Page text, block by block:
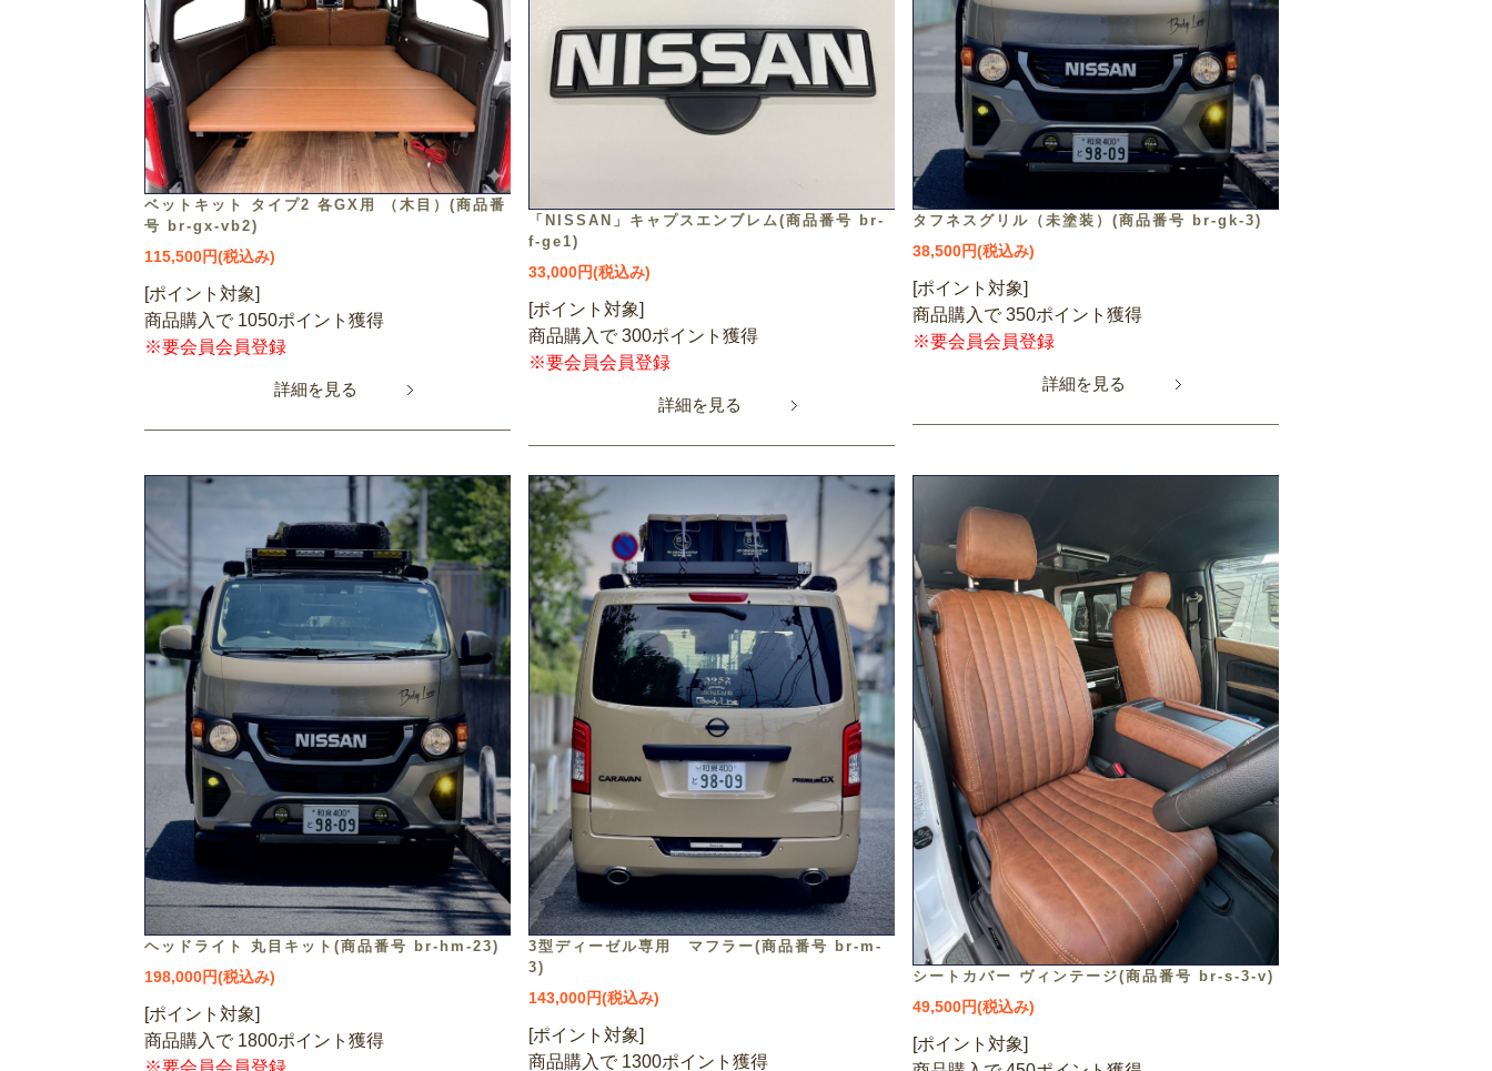
ベットキット タイプ2 各GX用 （木目）(商品番
号 br-gx-vb2)
115,500円(税込み)
[ポイント対象]
商品購入で 1050ポイント獲得
※要会員会員登録
詳細を見る
「NISSAN」キャプスエンブレム(商品番号 br-
f-ge1)
33,000円(税込み)
[ポイント対象]
商品購入で 300ポイント獲得
※要会員会員登録
詳細を見る
タフネスグリル（未塗装）(商品番号 br-gk-3)
38,500円(税込み)
[ポイント対象]
商品購入で 350ポイント獲得
※要会員会員登録
詳細を見る
ヘッドライト 丸目キット(商品番号 br-hm-23)
198,000円(税込み)
[ポイント対象]
商品購入で 1800ポイント獲得
※要会員会員登録
3型ディーゼル専用 マフラー(商品番号 br-m-
3)
143,000円(税込み)
[ポイント対象]
商品購入で 1300ポイント獲得
シートカバー ヴィンテージ(商品番号 br-s-3-v)
49,500円(税込み)
[ポイント対象]